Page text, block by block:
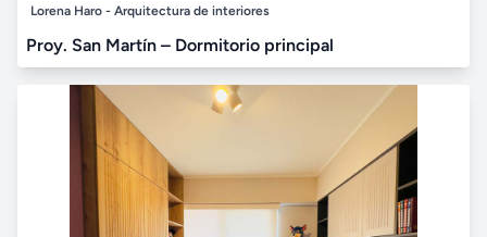
Lorena Haro - Arquitectura de interiores
Proy. San Martín – Dormitorio principal